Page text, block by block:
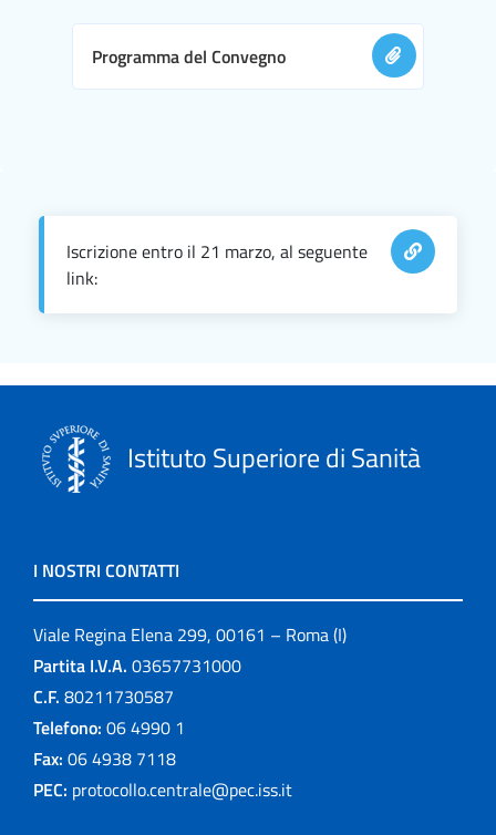
Programma del Convegno
Iscrizione entro il 21 marzo, al seguente
link:
Istituto Superiore di Sanità
I NOSTRI CONTATTI
Viale Regina Elena 299, 00161 – Roma (I)
Partita I.V.A. 03657731000
C.F. 80211730587
Telefono: 06 4990 1
Fax: 06 4938 7118
PEC: protocollo.centrale@pec.iss.it